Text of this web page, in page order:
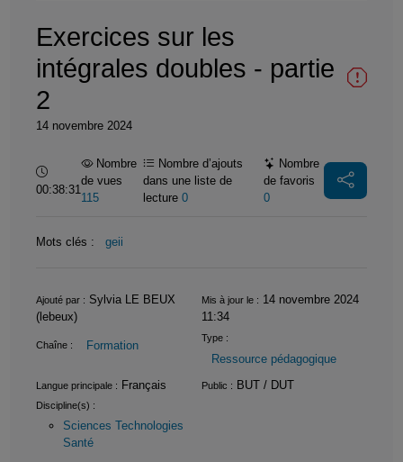
vidéo
Exercices sur les
intégrales doubles - partie
2
14 novembre 2024
Durée :
00:38:31
Nombre
de vues
115
Nombre d’ajouts
dans une liste de
lecture 0
Nombre
de favoris
0
Mots clés : geii
Informations
Ajouté par : Sylvia LE BEUX
(lebeux)
Mis à jour le : 14 novembre 2024
11:34
Chaîne : Formation
Type :
Ressource pédagogique
Langue principale : Français Public : BUT / DUT
Discipline(s) :
Sciences Technologies
Santé